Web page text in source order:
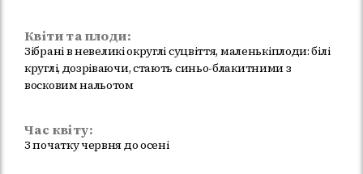
Квіти та плоди:
Зібрані в невеликі округлі суцвіття, маленькіплоди: білі
круглі, дозріваючи, стають синьо-блакитними з
восковим нальотом
Час квіту:
З початку червня до осені